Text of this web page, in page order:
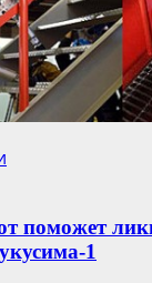
поможет
1